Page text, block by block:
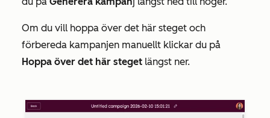
Om du vill hoppa över det här steget och
förbereda kampanjen manuellt klickar du på
Hoppa över det här steget längst ner.